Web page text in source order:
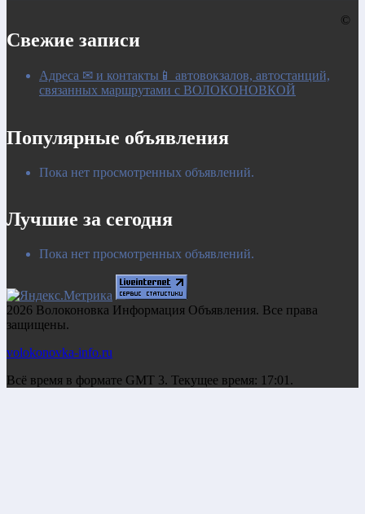
Свежие записи
Адреса ✉ и контакты📱 автовокзалов, автостанций,
связанных маршрутами с ВОЛОКОНОВКОЙ
Популярные объявления
Пока нет просмотренных объявлений.
Лучшие за сегодня
Пока нет просмотренных объявлений.
©
2026 Волоконовка Информация Объявления. Все права
защищены.
volokonovka-info.ru
Всё время в формате GMT 3. Текущее время: 17:01.